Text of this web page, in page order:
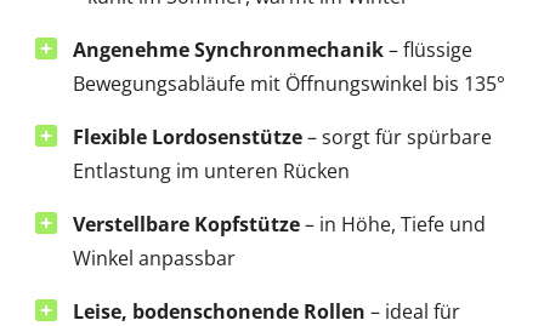
Angenehme Synchronmechanik– flüssige
Bewegungsabläufe mit Öffnungswinkel bis 135°
Flexible Lordosenstütze– sorgt für spürbare
Entlastung im unteren Rücken
Verstellbare Kopfstütze– in Höhe, Tiefe und
Winkel anpassbar
Leise, bodenschonende Rollen – ideal für